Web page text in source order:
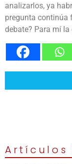
analizarlos, ya
pregunta continúa
debate? Para mí
Artículos